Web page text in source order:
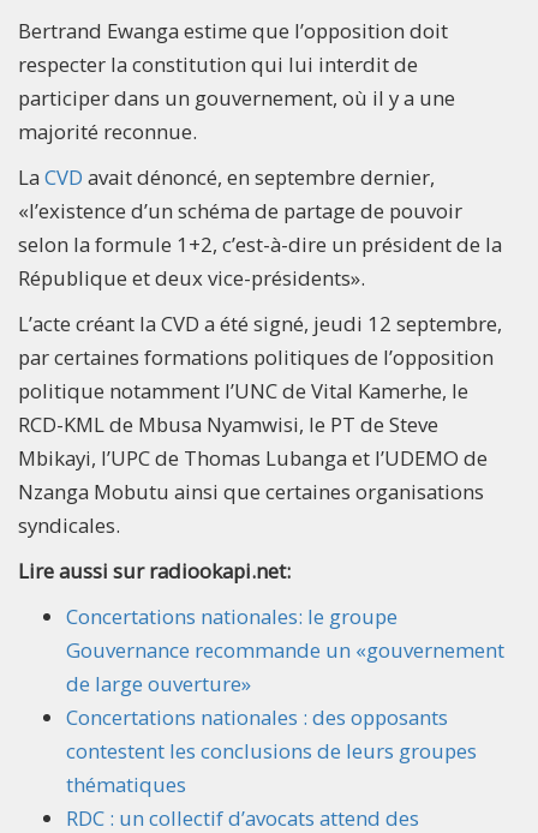
Bertrand Ewanga estime que l’opposition doit
respecter la constitution qui lui interdit de
participer dans un gouvernement, où il y a une
majorité reconnue.
La CVD avait dénoncé, en septembre dernier,
«l’existence d’un schéma de partage de pouvoir
selon la formule 1+2, c’est-à-dire un président de la
République et deux vice-présidents».
L’acte créant la CVD a été signé, jeudi 12 septembre,
par certaines formations politiques de l’opposition
politique notamment l’UNC de Vital Kamerhe, le
RCD-KML de Mbusa Nyamwisi, le PT de Steve
Mbikayi, l’UPC de Thomas Lubanga et l’UDEMO de
Nzanga Mobutu ainsi que certaines organisations
syndicales.
Lire aussi sur radiookapi.net:
Concertations nationales: le groupe
Gouvernance recommande un «gouvernement
de large ouverture»
Concertations nationales : des opposants
contestent les conclusions de leurs groupes
thématiques
RDC : un collectif d’avocats attend des